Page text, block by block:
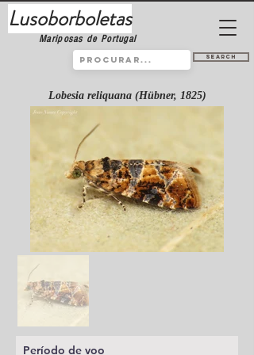
Lusoborboletas
Mariposas de Portugal
Search
Lobesia reliquana (Hübner, 1825)
Período de voo